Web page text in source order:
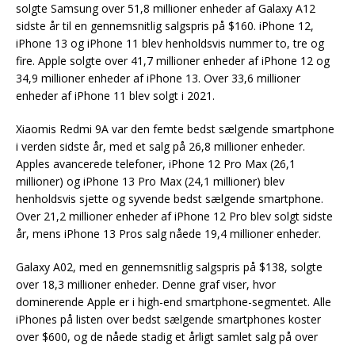
solgte Samsung over 51,8 millioner enheder af Galaxy A12
sidste år til en gennemsnitlig salgspris på $160. iPhone 12,
iPhone 13 og iPhone 11 blev henholdsvis nummer to, tre og
fire. Apple solgte over 41,7 millioner enheder af iPhone 12 og
34,9 millioner enheder af iPhone 13. Over 33,6 millioner
enheder af iPhone 11 blev solgt i 2021.
Xiaomis Redmi 9A var den femte bedst sælgende smartphone
i verden sidste år, med et salg på 26,8 millioner enheder.
Apples avancerede telefoner, iPhone 12 Pro Max (26,1
millioner) og iPhone 13 Pro Max (24,1 millioner) blev
henholdsvis sjette og syvende bedst sælgende smartphone.
Over 21,2 millioner enheder af iPhone 12 Pro blev solgt sidste
år, mens iPhone 13 Pros salg nåede 19,4 millioner enheder.
Galaxy A02, med en gennemsnitlig salgspris på $138, solgte
over 18,3 millioner enheder. Denne graf viser, hvor
dominerende Apple er i high-end smartphone-segmentet. Alle
iPhones på listen over bedst sælgende smartphones koster
over $600, og de nåede stadig et årligt samlet salg på over